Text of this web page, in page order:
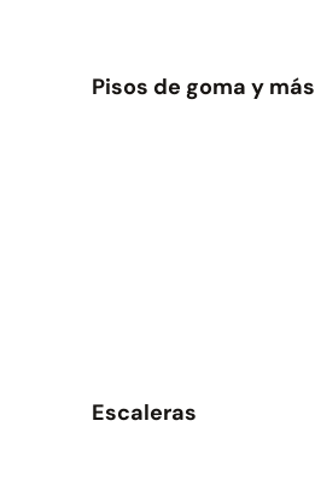
Pisos de goma y más
Escaleras